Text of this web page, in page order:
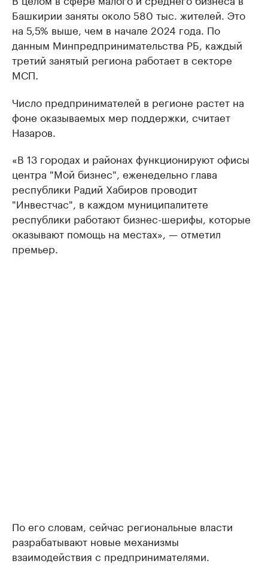
Башкирии заняты около 580 тыс. жителей. Это
на 5,5% выше, чем в начале 2024 года. По
данным Минпредпринимательства РБ, каждый
третий занятый региона работает в секторе
МСП.
Число предпринимателей в регионе растет на
фоне оказываемых мер поддержки, считает
Назаров.
«В 13 городах и районах функционируют офисы
центра "Мой бизнес", еженедельно глава
республики Радий Хабиров проводит
"Инвестчас", в каждом муниципалитете
республики работают бизнес-шерифы, которые
оказывают помощь на местах», — отметил
премьер.
По его словам, сейчас региональные власти
разрабатывают новые механизмы
взаимодействия с предпринимателями.